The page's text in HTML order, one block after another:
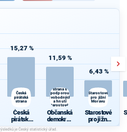
15,27 %
Česká
pirátská
strana
Česká
pirátská
strana
11,59 %
strana s
podporou
Svobodných
a hnutí
Starostové a
osobnosti
pro Moravu
Občanská
demokrati
cká strana
6,43 %
Starostové
pro jižní
Moravu
Starostové
pro jižní
Moravu